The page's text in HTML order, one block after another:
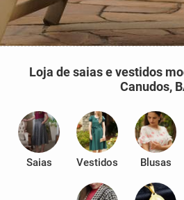
Loja de saias e vestidos
Canudos,
Saias Vestidos Blusas